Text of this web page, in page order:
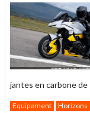
jantes en carbone
Equipement Horizons